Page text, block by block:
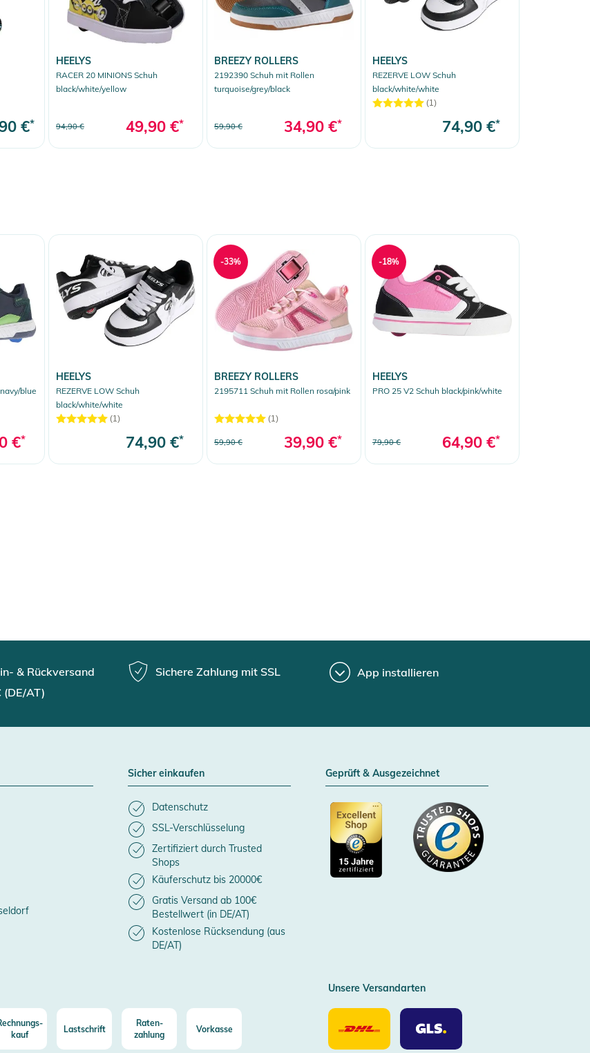
€*
HEELYS
RACER 20 MINIONS Schuh
black/white/yellow
94,90 € 49,90 €*
BREEZY ROLLERS
2192390 Schuh mit Rollen
turquoise/grey/black
59,90 € 34,90 €*
HEELYS
REZERVE LOW Schuh
black/white/white
(1)
74,90 €*
blue
€*
HEELYS
REZERVE LOW Schuh
black/white/white
(1)
74,90 €*
BREEZY ROLLERS
2195711 Schuh mit Rollen rosa/pink
(1)
59,90 € 39,90 €*
-33%
HEELYS
PRO 25 V2 Schuh black/pink/white
79,90 € 64,90 €*
-18%
& Rückversand
AT)
Sichere Zahlung mit SSL App installieren
Sicher einkaufen
Datenschutz
SSL-Verschlüsselung
Zertifiziert durch Trusted
Shops
Käuferschutz bis 20000€
Gratis Versand ab 100€
Bestellwert (in DE/AT)
Kostenlose Rücksendung (aus
DE/AT)
Geprüft & Ausgezeichnet
kauf
Lastschrift
Raten-
zahlung
Vorkasse
Unsere Versandarten
Unsere
Versandarten
DHL
Unsere
Versandarten
GLS